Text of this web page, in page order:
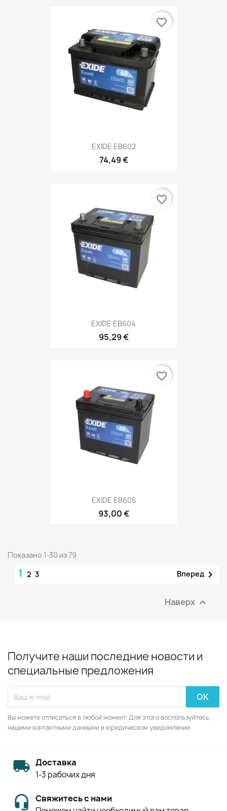
EXIDE EB602
74,49 €
favorite_border
EXIDE EB604
95,29 €
favorite_border
EXIDE EB605
93,00 €
favorite_border
Показано 1-30 из 79
1 2 3 Вперед 
Наверх 
Получите наши последние новости и
специальные предложения
Вы можете отписаться в любой момент. Для этого воспользуйтесь
нашими контактными данными в юридическом уведомлении.
Доставка
1-3 рабочих дня
Свяжитесь с нами